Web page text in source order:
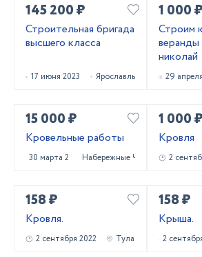
145 200 ₽
Строительная бригада
высшего класса
17 июня 2023 Ярославль
1 000 ₽
Строим
николай
29
15 000 ₽
Кровельные работы
30 марта 2023 Набережные Челны
1 000 ₽
Кровля
2
158 ₽
Кровля.
2 сентября 2022 Тула
158 ₽
Крыша.
2